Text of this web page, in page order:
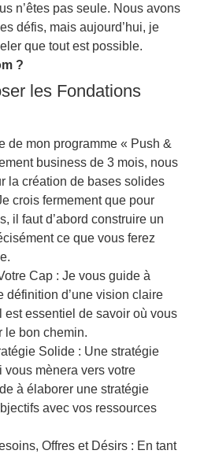
n’êtes pas seule. Nous avons
défis, mais aujourd’hui, je
que tout est possible.
?
les Fondations
de mon programme « Push &
business de 3 mois, nous
la création de bases solides
crois fermement que pour
il faut d’abord construire un
ce que vous ferez
Cap : Je vous guide à
définition d’une vision claire
est essentiel de savoir où vous
le bon chemin.
Solide : Une stratégie
vous mènera vers votre
à élaborer une stratégie
avec vos ressources
Offres et Désirs : En tant